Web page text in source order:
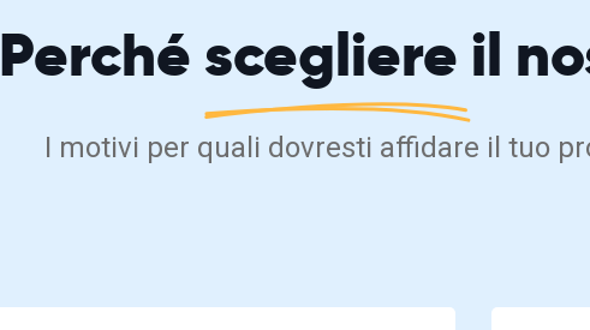
Perché scegliere il
I motivi per quali dovresti affidare il tuo